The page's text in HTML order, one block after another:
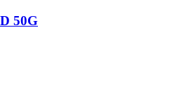
50G